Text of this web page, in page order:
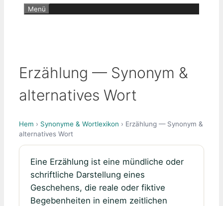
Menü
Erzählung — Synonym &
alternatives Wort
Hem › Synonyme & Wortlexikon › Erzählung — Synonym &
alternatives Wort
Eine Erzählung ist eine mündliche oder
schriftliche Darstellung eines
Geschehens, die reale oder fiktive
Begebenheiten in einem zeitlichen